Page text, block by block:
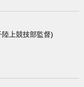
上競技部監督)